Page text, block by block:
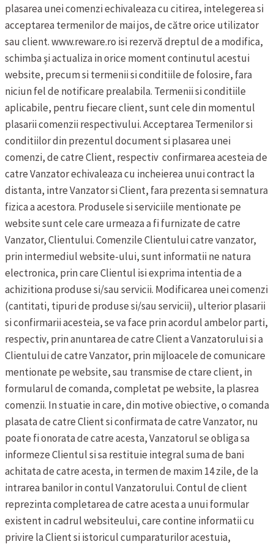
plasarea unei comenzi echivaleaza cu citirea, intelegerea si
acceptarea termenilor de mai jos, de către orice utilizator
sau client.www.reware.ro isi rezervă dreptul de a modifica,
schimba şi actualiza in orice moment continutul acestui
website, precum si termenii si conditiile de folosire, fara
niciun fel de notificare prealabila. Termenii si conditiile
aplicabile, pentru fiecare client, sunt cele din momentul
plasarii comenzii respectivului.Acceptarea Termenilor si
conditiilor din prezentul document si plasarea unei
comenzi, de catre Client, respectiv confirmarea acesteia de
catre Vanzator echivaleaza cu incheierea unui contract la
distanta, intre Vanzator si Client, fara prezenta si semnatura
fizica a acestora. Produsele si serviciile mentionate pe
website sunt cele care urmeaza a fi furnizate de catre
Vanzator, Clientului. Comenzile Clientului catre vanzator,
prin intermediul website-ului, sunt informatii ne natura
electronica, prin care Clientul isi exprima intentia de a
achizitiona produse si/sau servicii. Modificarea unei comenzi
(cantitati, tipuri de produse si/sau servicii), ulterior plasarii
si confirmarii acesteia, se va face prin acordul ambelor parti,
respectiv, prin anuntarea de catre Client a Vanzatorului si a
Clientului de catre Vanzator, prin mijloacele de comunicare
mentionate pe website, sau transmise de ctare client, in
formularul de comanda, completat pe website, la plasrea
comenzii. In stuatie in care, din motive obiective, o comanda
plasata de catre Client si confirmata de catre Vanzator, nu
poate fi onorata de catre acesta, Vanzatorul se obliga sa
informeze Clientul si sa restituie integral suma de bani
achitata de catre acesta, in termen de maxim 14 zile, de la
intrarea banilor in contul Vanzatorului.Contul de client
reprezinta completarea de catre acesta a unui formular
existent in cadrul websiteului, care contine informatii cu
privire la Client si istoricul cumparaturilor acestuia,